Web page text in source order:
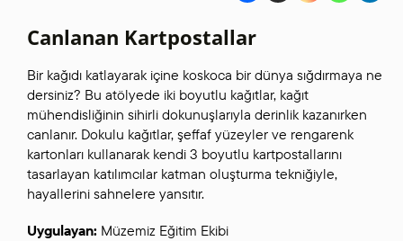
Canlanan Kartpostallar
Bir kağıdı katlayarak içine koskoca bir dünya sığdırmaya ne
dersiniz? Bu atölyede iki boyutlu kağıtlar, kağıt
mühendisliğinin sihirli dokunuşlarıyla derinlik kazanırken
canlanır. Dokulu kağıtlar, şeffaf yüzeyler ve rengarenk
kartonları kullanarak kendi 3 boyutlu kartpostallarını
tasarlayan katılımcılar katman oluşturma tekniğiyle,
hayallerini sahnelere yansıtır.
Uygulayan: Müzemiz Eğitim Ekibi